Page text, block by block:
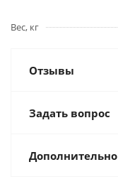
Вес, кг
Отзывы
Задать вопрос
Дополнительно